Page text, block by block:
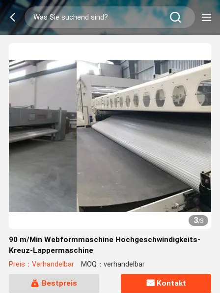
3/3
90 m/Min Webformmaschine Hochgeschwindigkeits-
Kreuz-Lappermaschine
Preis：Verhandelbar MOQ：verhandelbar
Bestpreis Kontakt